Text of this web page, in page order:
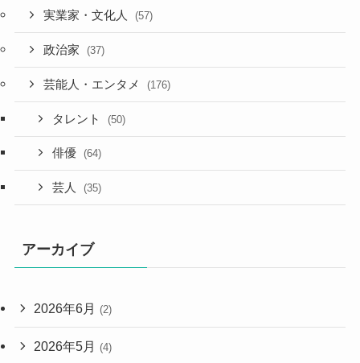
実業家・文化人 (57)
政治家 (37)
芸能人・エンタメ (176)
タレント (50)
俳優 (64)
芸人 (35)
アーカイブ
2026年6月 (2)
2026年5月 (4)